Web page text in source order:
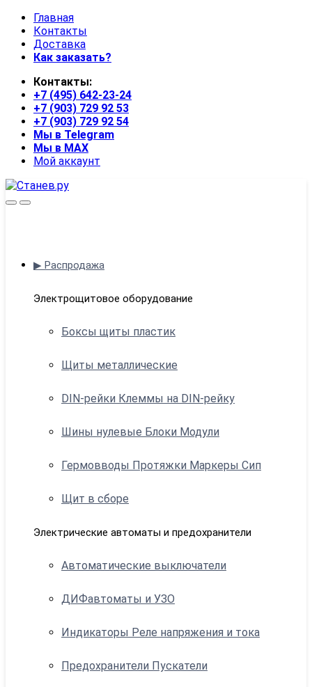
Skip
navigation
Skip
content
Главная
Контакты
Доставка
Как заказать?
Контакты:
+7 (495) 642-23-24
+7 (903) 729 92 53
+7 (903) 729 92 54
Мы в Telegram
Мы в MAX
Мой аккаунт
OpenClose
▶ Распродажа
Электрощитовое оборудование
Боксы щиты пластик
Щиты металлические
DIN-рейки Клеммы на DIN-рейку
Шины нулевые Блоки Модули
Гермовводы Протяжки Маркеры Сип
Щит в сборе
Электрические автоматы и предохранители
Автоматические выключатели
ДИФавтоматы и УЗО
Индикаторы Реле напряжения и тока
Предохранители Пускатели